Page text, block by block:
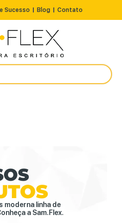
Sucesso Blog Contato
moderna linha de
a Sam.Flex.